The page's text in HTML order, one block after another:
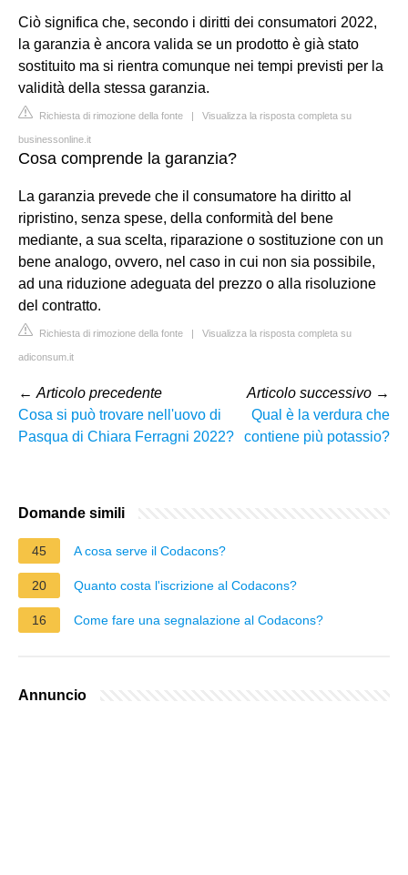
Ciò significa che, secondo i diritti dei consumatori 2022,
la garanzia è ancora valida se un prodotto è già stato
sostituito ma si rientra comunque nei tempi previsti per la
validità della stessa garanzia.
Richiesta di rimozione della fonte | Visualizza la risposta completa su
businessonline.it
Cosa comprende la garanzia?
La garanzia prevede che il consumatore ha diritto al
ripristino, senza spese, della conformità del bene
mediante, a sua scelta, riparazione o sostituzione con un
bene analogo, ovvero, nel caso in cui non sia possibile,
ad una riduzione adeguata del prezzo o alla risoluzione
del contratto.
Richiesta di rimozione della fonte | Visualizza la risposta completa su
adiconsum.it
← Articolo precedente
Cosa si può trovare nell'uovo di
Pasqua di Chiara Ferragni 2022?
Articolo successivo →
Qual è la verdura che
contiene più potassio?
Domande simili
45 A cosa serve il Codacons?
20 Quanto costa l'iscrizione al Codacons?
16 Come fare una segnalazione al Codacons?
Annuncio